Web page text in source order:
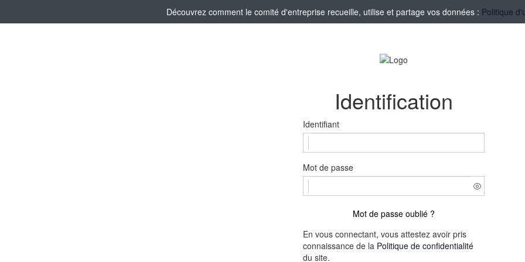
Découvrez comment le comité d'entreprise recueille, utilise et partage vos données : Politique
Identification
Identifiant
Mot de passe
Mot de passe oublié ?
En vous connectant, vous attestez avoir pris
connaissance de la Politique de confidentialité
du site.